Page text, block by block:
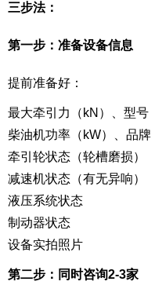
三步法：
第一步：准备设备信息
提前准备好：
最大牵引力（kN）、型号
柴油机功率（kW）、品牌
牵引轮状态（轮槽磨损）
减速机状态（有无异响）
液压系统状态
制动器状态
设备实拍照片
第二步：同时咨询2-3家